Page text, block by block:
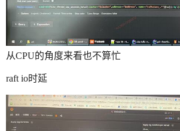
从CPU的角度来看也不算忙
raft io时延